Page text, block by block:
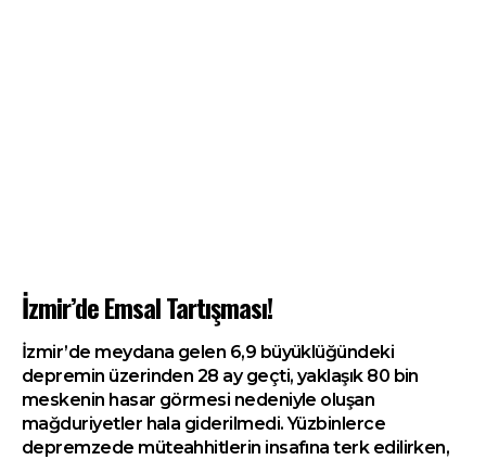
İzmir’de Emsal Tartışması!
İzmir’de meydana gelen 6,9 büyüklüğündeki
depremin üzerinden 28 ay geçti, yaklaşık 80 bin
meskenin hasar görmesi nedeniyle oluşan
mağduriyetler hala giderilmedi. Yüzbinlerce
depremzede müteahhitlerin insafına terk edilirken,